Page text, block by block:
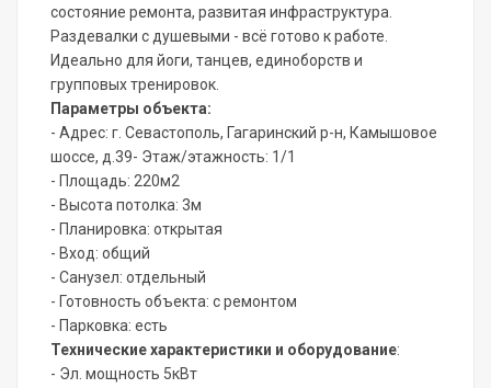
состояние ремонта, развитая инфраструктура.
Раздевалки с душевыми - всё готово к работе.
Идеально для йоги, танцев, единоборств и
групповых тренировок.
Параметры объекта:
- Адрес: г. Севастополь, Гагаринский р-н, Камышовое
шоссе, д.39- Этаж/этажность: 1/1
- Площадь: 220м2
- Высота потолка: 3м
- Планировка: открытая
- Вход: общий
- Санузел: отдельный
- Готовность объекта: с ремонтом
- Парковка: есть
Технические характеристики и оборудование:
- Эл. мощность 5кВт